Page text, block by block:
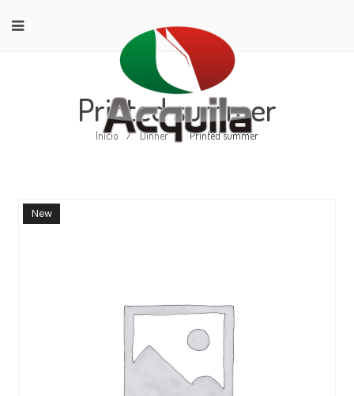
Printed summer
Início / Dinner Printed summer
New